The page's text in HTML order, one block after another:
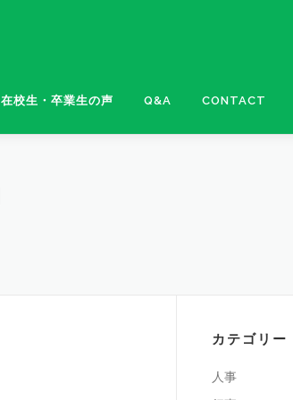
在校生・卒業生の声 Q&A CONTACT
カテゴリー
人事